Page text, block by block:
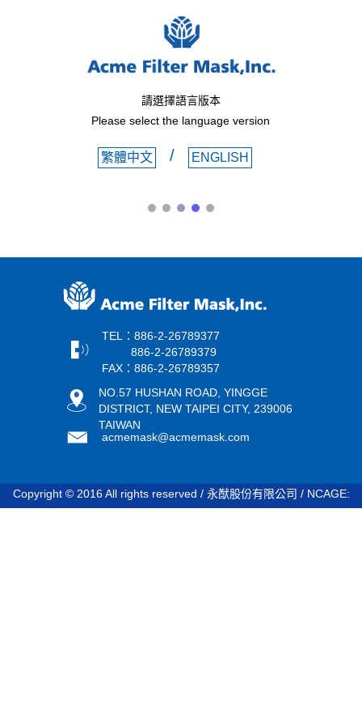
請選擇語言版本
Please select the language version
繁體中文 / ENGLISH
TEL：886-2-26789377
886-2-26789379
FAX：886-2-26789357
NO.57 HUSHAN ROAD, YINGGE
DISTRICT, NEW TAIPEI CITY, 239006
TAIWAN
acmemask@acmemask.com
Copyright © 2016 All rights reserved / 永猷股份有限公司 / NCAGE: